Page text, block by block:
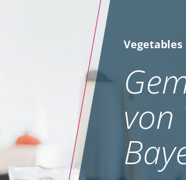
Vegetables
von